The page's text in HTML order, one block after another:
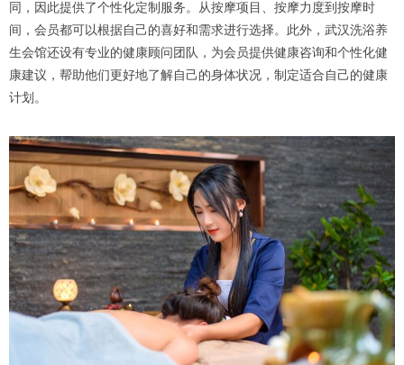
同，因此提供了个性化定制服务。从按摩项目、按摩力度到按摩时
间，会员都可以根据自己的喜好和需求进行选择。此外，武汉洗浴养
生会馆还设有专业的健康顾问团队，为会员提供健康咨询和个性化健
康建议，帮助他们更好地了解自己的身体状况，制定适合自己的健康
计划。